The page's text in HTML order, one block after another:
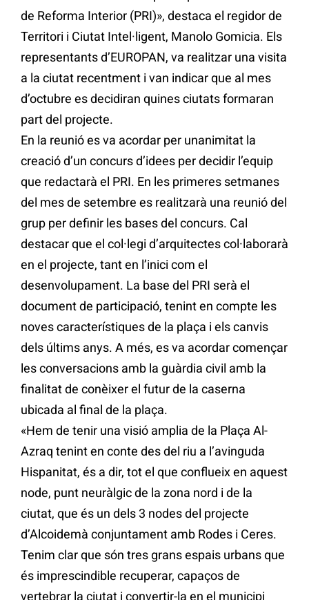
de Reforma Interior (PRI)», destaca el regidor de
Territori i Ciutat Intel·ligent, Manolo Gomicia. Els
representants d’EUROPAN, va realitzar una visita
a la ciutat recentment i van indicar que al mes
d’octubre es decidiran quines ciutats formaran
part del projecte.
En la reunió es va acordar per unanimitat la
creació d’un concurs d’idees per decidir l’equip
que redactarà el PRI. En les primeres setmanes
del mes de setembre es realitzarà una reunió del
grup per definir les bases del concurs. Cal
destacar que el col·legi d’arquitectes col·laborarà
en el projecte, tant en l’inici com el
desenvolupament. La base del PRI serà el
document de participació, tenint en compte les
noves característiques de la plaça i els canvis
dels últims anys. A més, es va acordar començar
les conversacions amb la guàrdia civil amb la
finalitat de conèixer el futur de la caserna
ubicada al final de la plaça.
«Hem de tenir una visió amplia de la Plaça Al-
Azraq tenint en conte des del riu a l’avinguda
Hispanitat, és a dir, tot el que conflueix en aquest
node, punt neuràlgic de la zona nord i de la
ciutat, que és un dels 3 nodes del projecte
d’Alcoidemà conjuntament amb Rodes i Ceres.
Tenim clar que són tres grans espais urbans que
és imprescindible recuperar, capaços de
vertebrar la ciutat i convertir-la en el municipi